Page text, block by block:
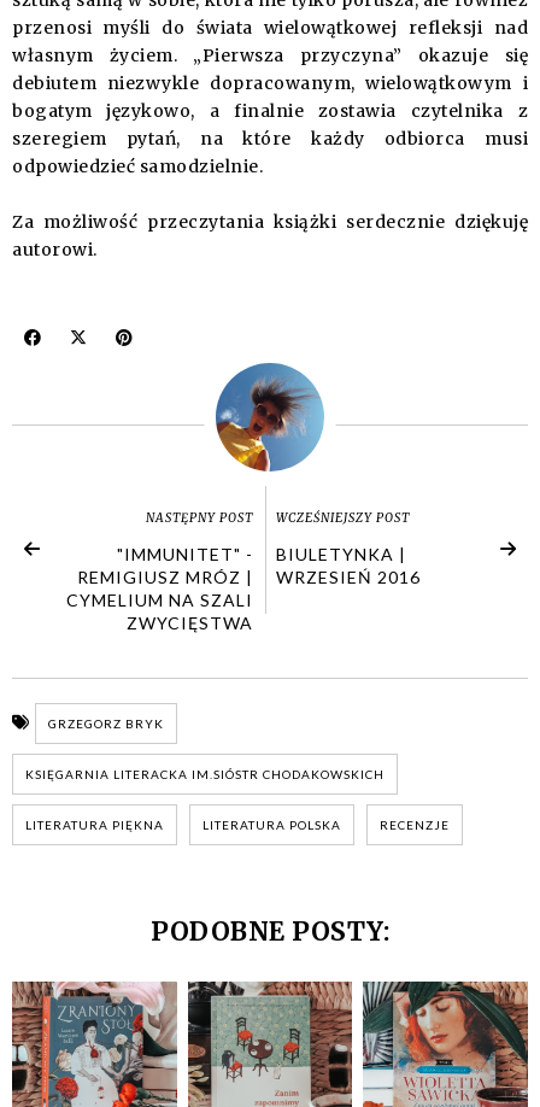
przenosi myśli do świata wielowątkowej refleksji nad
własnym życiem. „Pierwsza przyczyna” okazuje się
debiutem niezwykle dopracowanym, wielowątkowym i
bogatym językowo, a finalnie zostawia czytelnika z
szeregiem pytań, na które każdy odbiorca musi
odpowiedzieć samodzielnie.
Za możliwość przeczytania książki serdecznie dziękuję
autorowi.
NASTĘPNY POST
"IMMUNITET" -
REMIGIUSZ MRÓZ |
CYMELIUM NA SZALI
ZWYCIĘSTWA
WCZEŚNIEJSZY POST
BIULETYNKA |
WRZESIEŃ 2016
GRZEGORZ BRYK
KSIĘGARNIA LITERACKA IM.SIÓSTR CHODAKOWSKICH
LITERATURA PIĘKNA LITERATURA POLSKA RECENZJE
PODOBNE POSTY: